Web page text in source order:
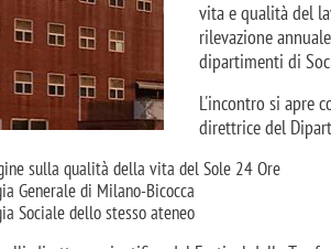
vita e qualità del
rilevazione
dipartimenti di
L'incontro si apre
direttrice del
sulla qualità della vita del Sole 24 Ore
Generale di Milano-Bicocca
Sociale dello stesso ateneo